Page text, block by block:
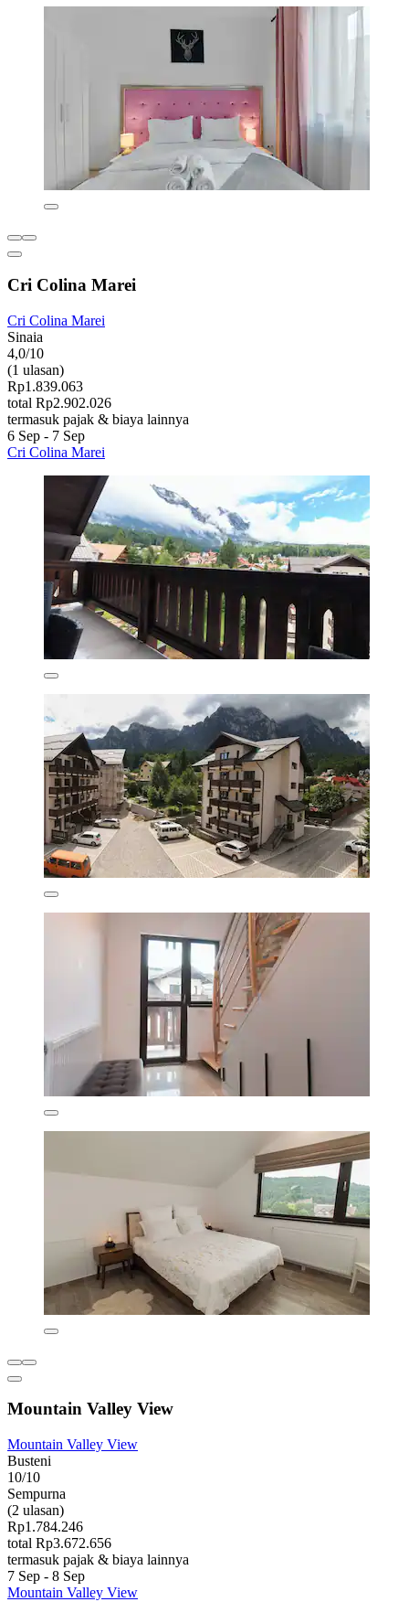
Cri Colina Marei
Cri Colina Marei
Sinaia
4,0/10
(1 ulasan)
Rp1.839.063
total Rp2.902.026
termasuk pajak & biaya lainnya
6 Sep - 7 Sep
Cri Colina Marei
Mountain Valley View
Mountain Valley View
Busteni
10/10
Sempurna
(2 ulasan)
Rp1.784.246
total Rp3.672.656
termasuk pajak & biaya lainnya
7 Sep - 8 Sep
Mountain Valley View